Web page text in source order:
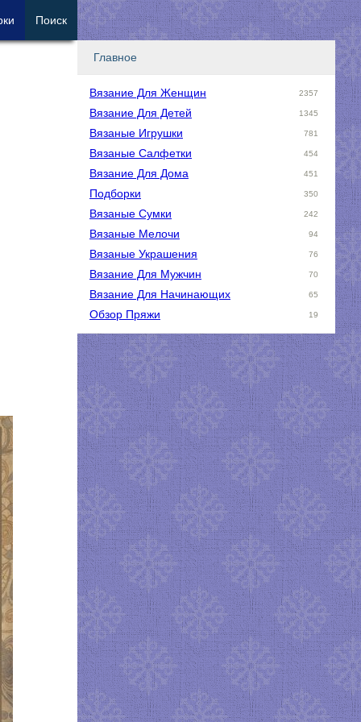
Главное
Вязание Для Женщин 2357
Вязание Для Детей 1345
Вязаные Игрушки 781
Вязаные Салфетки 454
Вязание Для Дома 451
Подборки 350
Вязаные Сумки 242
Вязаные Мелочи 94
Вязаные Украшения 76
Вязание Для Мужчин 70
Вязание Для Начинающих 65
Обзор Пряжи 19
Поиск